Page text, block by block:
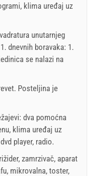
klima uređaj uz
unutarnjeg
dnevnih boravaka: 1.
se nalazi na
. Posteljina je
dva pomoćna
, klima uređaj uz
dvd player, radio.
, zamrzivač, aparat
, mikrovalna, toster,